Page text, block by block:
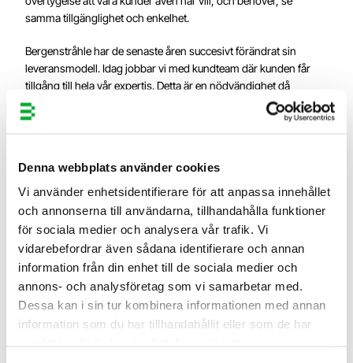
Denna webbplats använder cookies
Vi använder enhetsidentifierare för att anpassa innehållet
och annonserna till användarna, tillhandahålla funktioner
för sociala medier och analysera vår trafik. Vi
vidarebefordrar även sådana identifierare och annan
information från din enhet till de sociala medier och
annons- och analysföretag som vi samarbetar med.
Dessa kan i sin tur kombinera informationen med annan
information som du har tillhandahållit eller som de har
samma tillgänglighet och enkelhet.
Bergenstråhle har de senaste åren succesivt förändrat sin
leveransmodell. Idag jobbar vi med kundteam där kunden får
tillgång till hela vår expertis. Detta är en nödvändighet då
immateriella tillgångar ofta påverkar flera delar i företagets
ekosystem, processer och finansiella tillgångar. Vi förflyttar
utveckling, värde och lönsamhet.
Men vi slutar inte här. Inom kort lanserar vi en kundportal där
kunden får tillgång till hela sin IP portfölj. En portal, där kunden
kan skapa och utveckla sina tillgångar on-demand. Detta, i
kombination med kvalificerad rådgivning kommer hjälpa våra
kunder avsevärt i deras resa. IP ska vara tillgängligt. IP ska
främja innovation. IP bygger värde och lönsamhet.
Med detta som bakgrund är det därför naturligt att vi nu byter